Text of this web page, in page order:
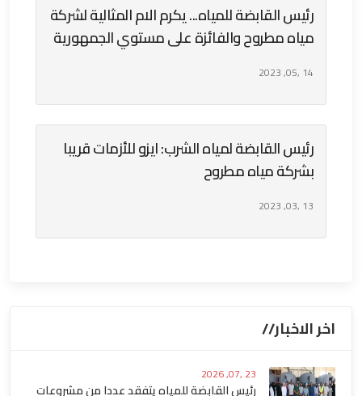
رئيس القابضة للمياه... يكرم الام المثالية لشركة
مياه مطروح والفائزة على مستوي الجمهورية
14 ,05, 2023
رئيس القابضة لمياه الشرب: ايزو للأزمات قريبا
بشركة مياه مطروح
13 ,03, 2023
اخر الاخبار//
23 ,07, 2026
رئيس القابضة للمياه يتفقد عددا من مشروعات